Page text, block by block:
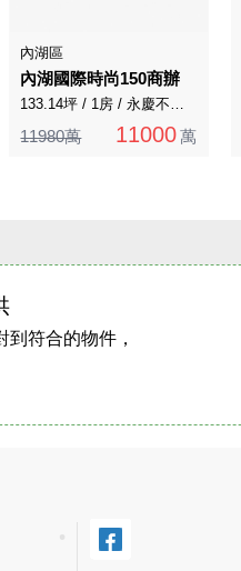
內湖區
內湖國際時尚150商辦
133.14坪 / 1房 / 永慶不動產
11980萬 11000 萬
符合的物件，